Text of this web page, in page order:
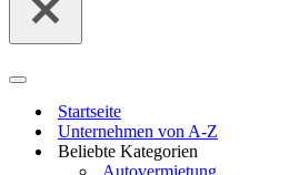
Navigationsmenü
Startseite
Unternehmen von A-Z
Beliebte Kategorien
Autovermietung